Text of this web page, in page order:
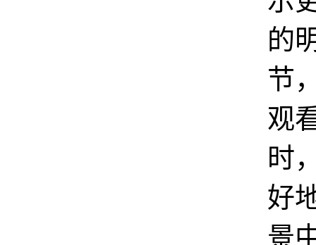
的
节
观
时
好
景